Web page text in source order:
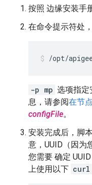
按照 边缘安装手
在命令提示符处
/opt/
-p mp 选项指定
息，请参阅在节
configFile。
安装完成后，脚
意，UUID（因为
您需要 确定
上使用以下 curl